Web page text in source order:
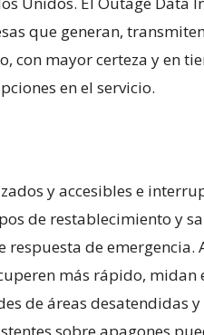
que generan,
con mayor certeza y en
en el servicio.
y accesibles e
de restablecimiento y
de emergencia.
más rápido, midan
de áreas desatendidas